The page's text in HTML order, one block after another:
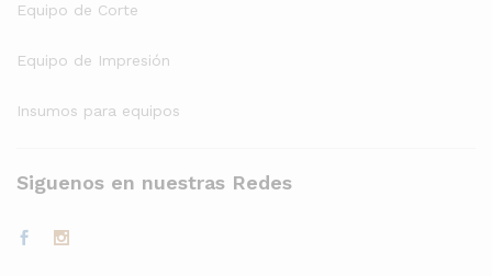
Equipo de Corte
Equipo de Impresión
Insumos para equipos
Siguenos en nuestras Redes